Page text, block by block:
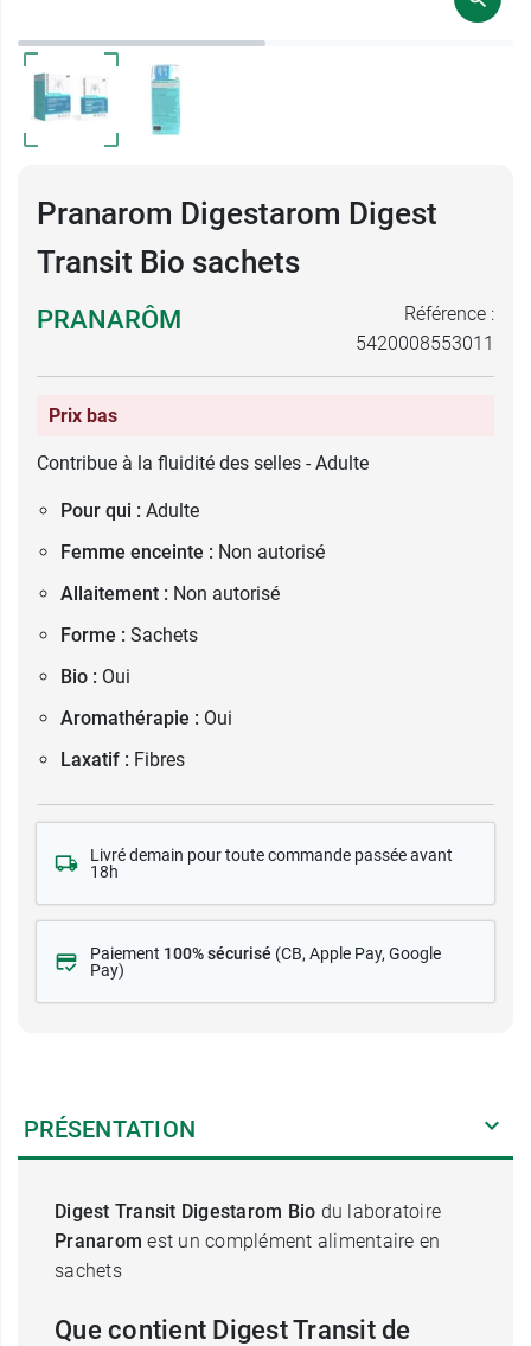
Pranarom Digestarom Digest
Transit Bio sachets
PRANARÔM
Référence :
5420008553011
Prix bas
Contribue à la fluidité des selles - Adulte
Pour qui : Adulte
Femme enceinte : Non autorisé
Allaitement : Non autorisé
Forme : Sachets
Bio : Oui
Aromathérapie : Oui
Laxatif : Fibres
Livré demain pour toute commande passée avant
18h
Paiement 100% sécurisé (CB, Apple Pay, Google
Pay)
PRÉSENTATION
Digest Transit Digestarom Bio du laboratoire
Pranarom est un complément alimentaire en
sachets
Que contient Digest Transit de